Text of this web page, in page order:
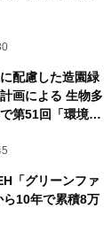
配慮した造園緑
画による 生物多
第51回「環境
「グリーンファ
10年で累積8万